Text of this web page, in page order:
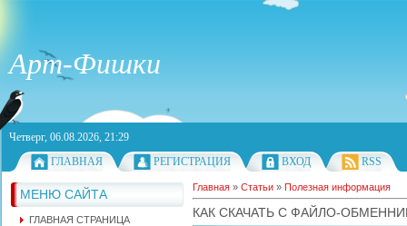
Арт-Фишки
Четверг, 06.08.2026, 21:29
ГЛАВНАЯ
РЕГИСТРАЦИЯ ВХОД RSS
МЕНЮ САЙТА
ГЛАВНАЯ СТРАНИЦА
Главная » Статьи » Полезная информация
КАК СКАЧАТЬ С ФАЙЛО-